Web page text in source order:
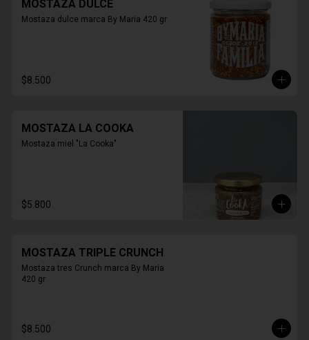
MOSTAZA DULCE
Mostaza dulce marca By Maria 420 gr
$8.500
MOSTAZA LA COOKA
Mostaza miel "La Cooka"
$5.800
MOSTAZA TRIPLE CRUNCH
Mostaza tres Crunch marca By Maria
420 gr
$8.500